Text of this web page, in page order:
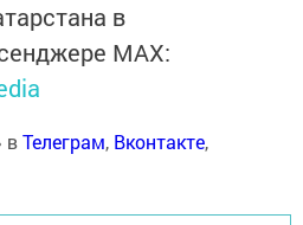
в
MАХ:
вТелеграм, Вконтакте,